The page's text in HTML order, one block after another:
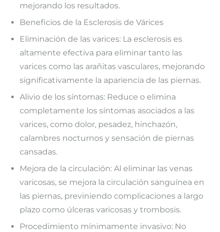
mejorando los resultados.
Beneficios de la Esclerosis de Várices
Eliminación de las varices: La esclerosis es
altamente efectiva para eliminar tanto las
varices como las arañitas vasculares, mejorando
significativamente la apariencia de las piernas.
Alivio de los síntomas: Reduce o elimina
completamente los síntomas asociados a las
varices, como dolor, pesadez, hinchazón,
calambres nocturnos y sensación de piernas
cansadas.
Mejora de la circulación: Al eliminar las venas
varicosas, se mejora la circulación sanguínea en
las piernas, previniendo complicaciones a largo
plazo como úlceras varicosas y trombosis.
Procedimiento mínimamente invasivo: No